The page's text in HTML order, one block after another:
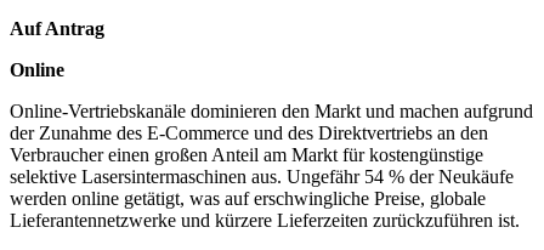
Auf Antrag
Online
Online-Vertriebskanäle dominieren den Markt und machen aufgrund
der Zunahme des E-Commerce und des Direktvertriebs an den
Verbraucher einen großen Anteil am Markt für kostengünstige
selektive Lasersintermaschinen aus. Ungefähr 54 % der Neukäufe
werden online getätigt, was auf erschwingliche Preise, globale
Lieferantennetzwerke und kürzere Lieferzeiten zurückzuführen ist.